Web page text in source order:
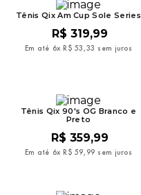
Tênis Qix Am Cup Sole Series
R$ 319,99
Em até 6x R$ 53 ,33 sem juros
Tênis Qix 90's OG Branco e
Preto
R$ 359,99
Em até 6x R$ 59, 99 sem juros